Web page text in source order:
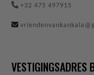
+32 475 497915
VESTIGINGSADRES